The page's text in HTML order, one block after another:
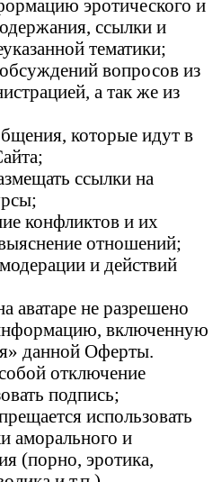
эротического и
ссылки и
тематики;
вопросов из
а так же из
которые идут в
ссылки на
конфликтов и их
отношений;
и действий
аватаре не разрешено
включенную
данной Оферты.
отключение
подпись;
использовать
аморального и
(порно, эротика,